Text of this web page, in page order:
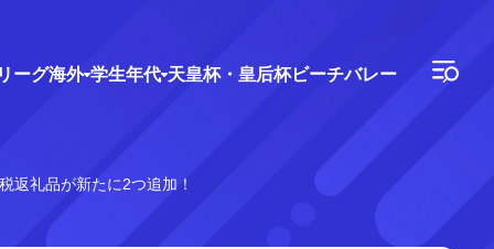
ーグ海外 学生年代 天皇杯・皇后杯ビーチバレー
返礼品が新たに2つ追加！